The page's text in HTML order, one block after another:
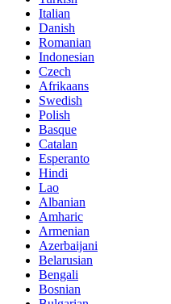
Italian
Danish
Romanian
Indonesian
Czech
Afrikaans
Swedish
Polish
Basque
Catalan
Esperanto
Hindi
Lao
Albanian
Amharic
Armenian
Azerbaijani
Belarusian
Bengali
Bosnian